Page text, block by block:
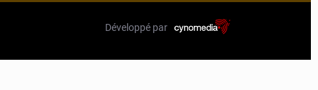
Développé par